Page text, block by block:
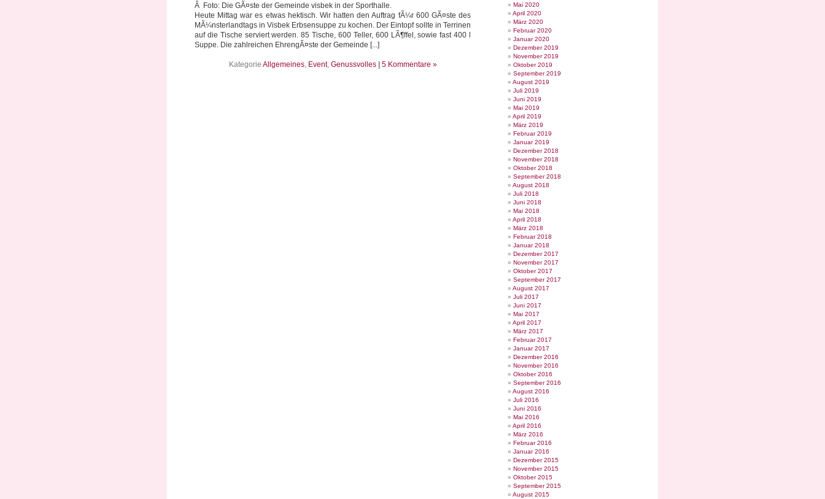
Â Foto: Die GÃ¤ste der Gemeinde visbek in der Sporthalle.
Heute Mittag war es etwas hektisch. Wir hatten den Auftrag fÃ¼r 600 GÃ¤ste des
MÃ¼nsterlandtags in Visbek Erbsensuppe zu kochen. Der Eintopf sollte in Terrinen
auf die Tische serviert werden. 85 Tische, 600 Teller, 600 LÃ¶ffel, sowie fast 400 l
Suppe. Die zahlreichen EhrengÃ¤ste der Gemeinde [...]
Kategorie Allgemeines, Event, Genussvolles 5 Kommentare »
Mai 2020
April 2020
März 2020
Februar 2020
Januar 2020
Dezember 2019
November 2019
Oktober 2019
September 2019
August 2019
Juli 2019
Juni 2019
Mai 2019
April 2019
März 2019
Februar 2019
Januar 2019
Dezember 2018
November 2018
Oktober 2018
September 2018
August 2018
Juli 2018
Juni 2018
Mai 2018
April 2018
März 2018
Februar 2018
Januar 2018
Dezember 2017
November 2017
Oktober 2017
September 2017
August 2017
Juli 2017
Juni 2017
Mai 2017
April 2017
März 2017
Februar 2017
Januar 2017
Dezember 2016
November 2016
Oktober 2016
September 2016
August 2016
Juli 2016
Juni 2016
Mai 2016
April 2016
März 2016
Februar 2016
Januar 2016
Dezember 2015
November 2015
Oktober 2015
September 2015
August 2015